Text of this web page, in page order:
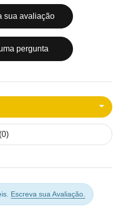
sua avaliação
pergunta
Escreva sua Avaliação.